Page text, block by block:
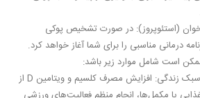
(استئوپروز): در صورت تشخیص پوکی
درمانی مناسبی را برای شما آغاز خواهد کرد.
است شامل موارد زیر باشد:
سبک زندگی:
افزایش مصرف کلسیم و ویتامین D از